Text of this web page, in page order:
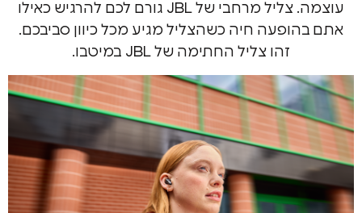
עוצמה. צליל מרחבי של JBL גורם לכם להרגיש כאילו
חיה כשהצליל מגיע מכל כיוון סביבכם.
זהו צליל החתימה של JBL במיטבו.